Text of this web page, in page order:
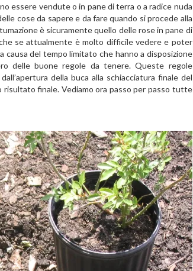
essere vendute o in pane di terra o a radice nuda
cose da sapere e da fare quando si procede alla
è sicuramente quello delle rose in pane di
se attualmente è molto difficile vedere e poter
causa del tempo limitato che hanno a disposizione
delle buone regole da tenere. Queste regole
della buca alla schiacciatura finale del
finale. Vediamo ora passo per passo tutte